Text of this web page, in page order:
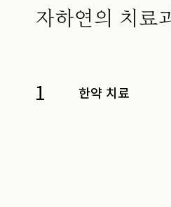
자하연의 치료
1 한약 치료